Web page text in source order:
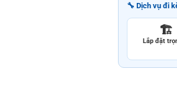
🔧 Dịch vụ đi
🏗️
Lắp đặt